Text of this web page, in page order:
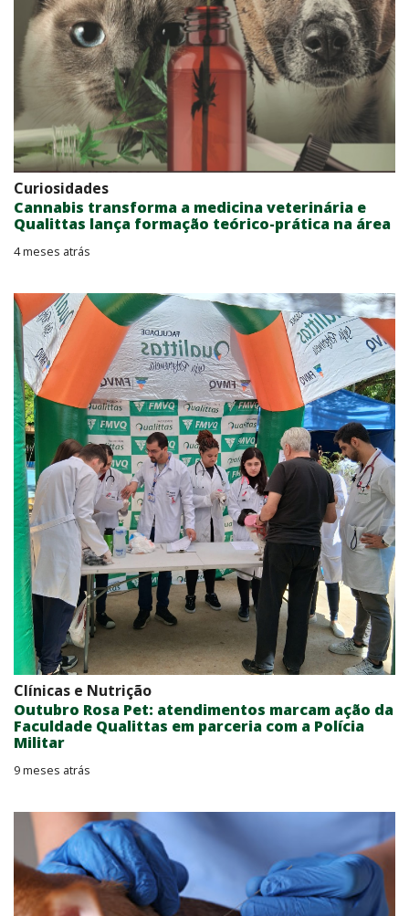
Curiosidades
Cannabis transforma a medicina veterinária e
Qualittas lança formação teórico-prática na área
4 meses atrás
Clínicas e Nutrição
Outubro Rosa Pet: atendimentos marcam ação da
Faculdade Qualittas em parceria com a Polícia
Militar
9 meses atrás